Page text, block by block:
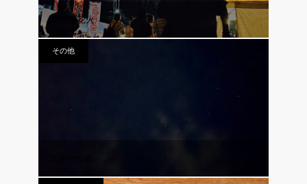
2023初花火
その他